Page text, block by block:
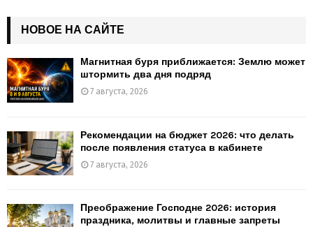
НОВОЕ НА САЙТЕ
Магнитная буря приближается: Землю может
штормить два дня подряд
7 августа, 2026
Рекомендации на бюджет 2026: что делать
после появления статуса в кабинете
7 августа, 2026
Преображение Господне 2026: история
праздника, молитвы и главные запреты